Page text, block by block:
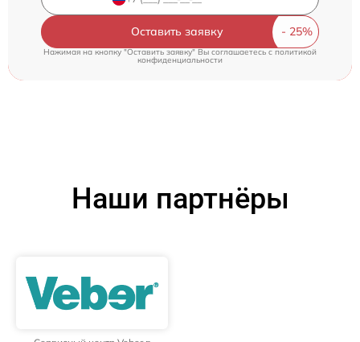
Оставить заявку
Нажимая на кнопку "Оставить заявку" Вы соглашаетесь c политикой
конфиденциальности
Наши партнёры